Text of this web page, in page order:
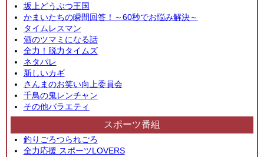
坂上どうぶつ王国
かまいたちの瞬間回答！～60秒でお悩み解決～
タイムレスマン
酒のツマミになる話
全力！脱力タイムズ
ネタパレ
新しいカギ
さんまのお笑い向上委員会
千鳥の鬼レンチャン
その他バラエティ
スポーツ番組
釣りごろつられごろ
全力応援 スポーツLOVERS